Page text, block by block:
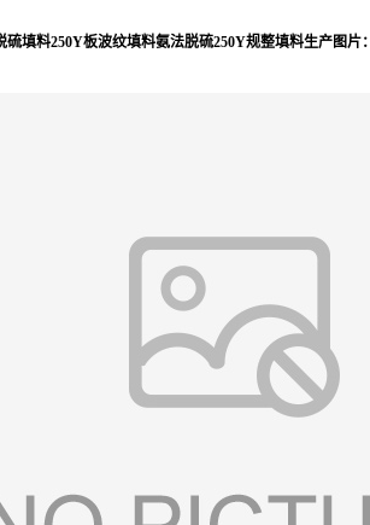
硫填料250Y板波纹填料氨法脱硫250Y规整填料生产图片